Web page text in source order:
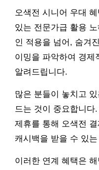
오색전 시니어 우대
있는 전문가급 활용
인 적용을 넘어, 숨겨
이밍을 파악하여 경제
알려드립니다.
많은 분들이 놓치고
드는 것이 중요합니다
제휴를 통해 오색전
캐시백을 받을 수 있
이러한 연계 혜택은